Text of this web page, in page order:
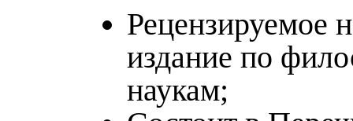
Рецензируемое
издание по
наукам;